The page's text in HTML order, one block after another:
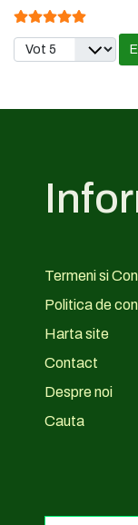
Evaluare utilizator:
Vă rugăm să
Termeni si
Politica de
Harta site
Contact
Despre noi
Cauta